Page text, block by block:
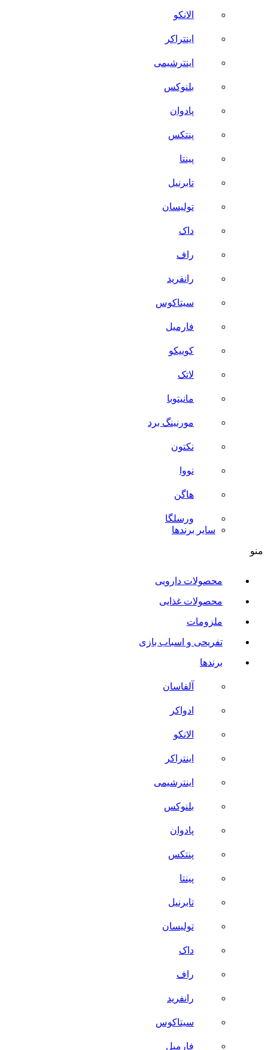
الانکو
اینتراکر
اینترشیمی
بلنوکس
پادوان
پنتکس
پینتا
تابرنیل
تولیسان
داک
راف
رانفرید
سیتاکوس
فارمیل
کوییکو
لاتک
مانیتوبا
مورنینگ برد
نکتون
نووا
هاگن
ورسلگا
سایر برند‌ها
منو
محصولات دارویی
محصولات غذایی
ملزومات
تفریحی و اسباب بازی
برندها
آلفاسان
ادواکر
الانکو
اینتراکر
اینترشیمی
بلنوکس
پادوان
پنتکس
پینتا
تابرنیل
تولیسان
داک
راف
رانفرید
سیتاکوس
فارمیل